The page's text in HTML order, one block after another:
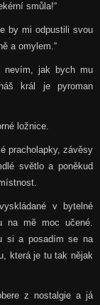
smůla!“
by mi odpustili svou
a omylem.“
nevím, jak bych mu
král je pyroman
ložnice.
pracholapky, závěsy
světlo a poněkud
v bytelné
na mě moc učené.
si a posadím se na
která je tu tak nějak
z nostalgie a já